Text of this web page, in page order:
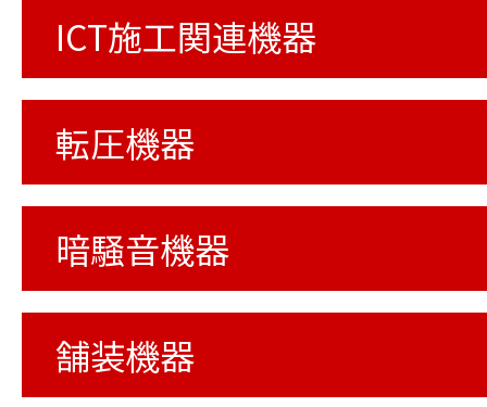
ICT施工関連機器
転圧機器
暗騒音機器
舗装機器